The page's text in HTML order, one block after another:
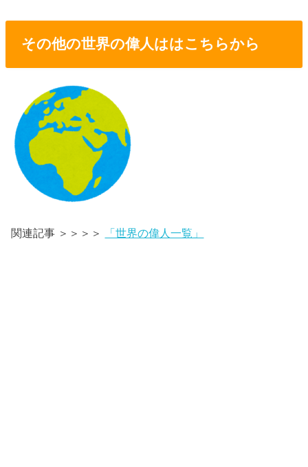
その他の世界の偉人ははこちらから
関連記事 ＞＞＞＞ 「世界の偉人一覧」